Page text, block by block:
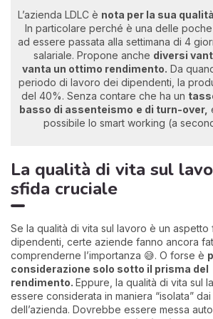
L’azienda LDLC è nota per la sua
In particolare perché è una delle
ad essere passata alla settimana di 4
salariale. Propone anche diversi
vanta un ottimo rendimento. Da
periodo di lavoro dei dipendenti, la
del 40%. Senza contare che ha un
basso di assenteismo e di turn-over,
possibile lo smart working (a
La qualità di vita sul
sfida cruciale
Se la qualità di vita sul lavoro è un
dipendenti, certe aziende fanno ancora
comprenderne l’importanza 😅. O forse è
considerazione solo sotto il prisma del
rendimento. Eppure, la qualità di vita sul
essere considerata in maniera “isolata”
dell’azienda. Dovrebbe essere messa